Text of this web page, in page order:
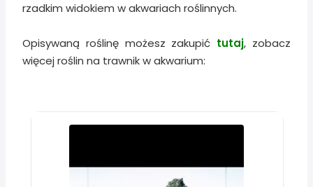
rzadkim widokiem w akwariach roślinnych.
Opisywaną roślinę możesz zakupić tutaj, zobacz
więcej roślin na trawnik w akwarium: